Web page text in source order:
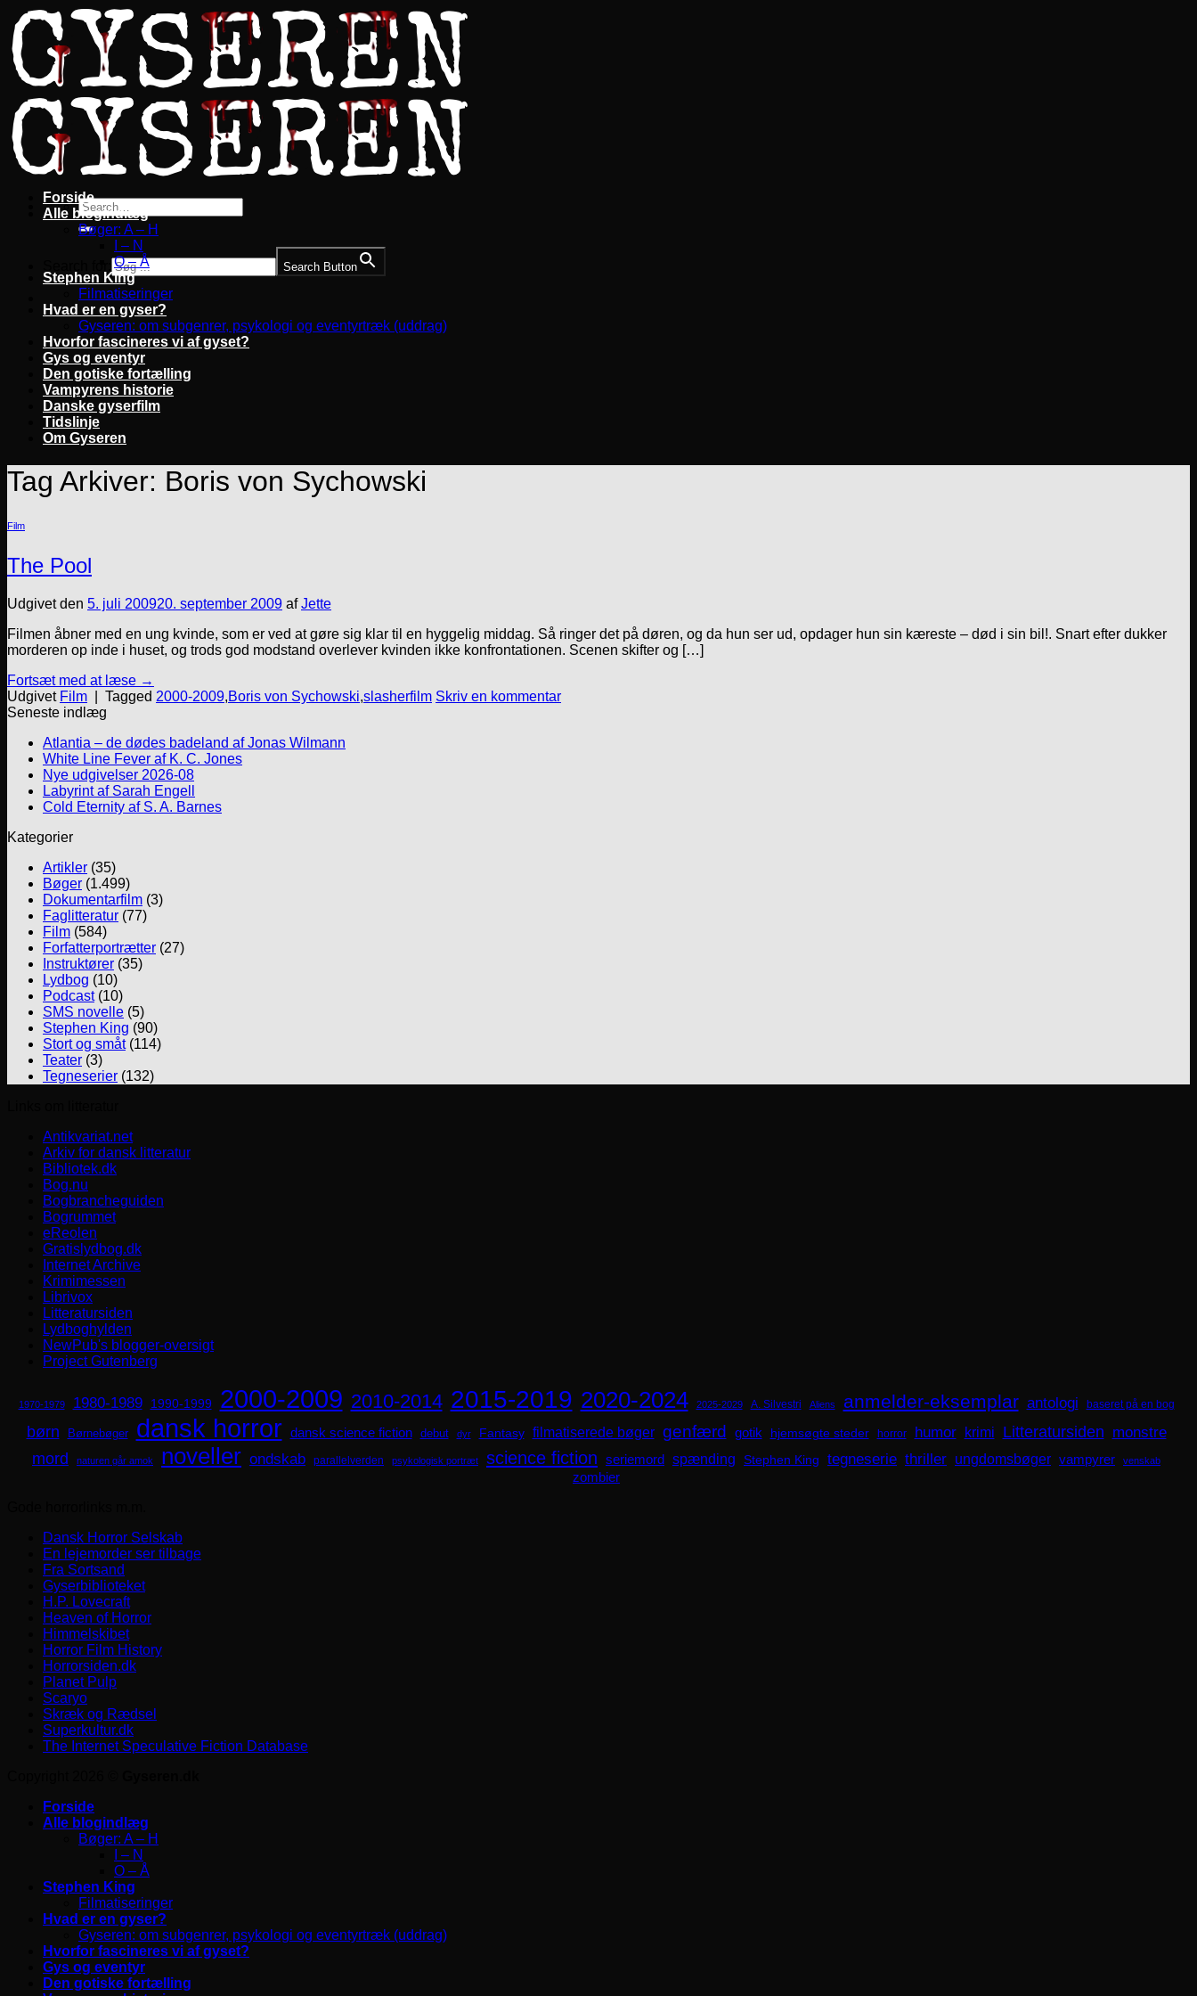
Fortsæt
til
indhold
Search Button
Forside
Alle blogindlæg
Bøger: A – H
I – N
O – Å
Stephen King
Filmatiseringer
Hvad er en gyser?
Gyseren: om subgenrer, psykologi og eventyrtræk (uddrag)
Hvorfor fascineres vi af gyset?
Gys og eventyr
Den gotiske fortælling
Vampyrens historie
Danske gyserfilm
Tidslinje
Om Gyseren
Tag Arkiver: Boris von Sychowski
Film
The Pool
Udgivet den 5. juli 200920. september 2009 afJette
Filmen åbner med en ung kvinde, som er ved at gøre sig klar til en hyggelig middag. Så ringer det på døren, og da hun ser ud, opdager hun sin kæreste – død i sin bil!. Snart efter dukker
morderen op inde i huset, og trods god modstand overlever kvinden ikke konfrontationen. Scenen skifter og […]
Fortsæt med at læse →
Udgivet Film Tagged 2000-2009,Boris von Sychowski,slasherfilm Skriv en kommentar
Seneste indlæg
Atlantia – de dødes badeland af Jonas Wilmann
White Line Fever af K. C. Jones
Nye udgivelser 2026-08
Labyrint af Sarah Engell
Cold Eternity af S. A. Barnes
Kategorier
Artikler (35)
Bøger (1.499)
Dokumentarfilm (3)
Faglitteratur (77)
Film (584)
Forfatterportrætter (27)
Instruktører (35)
Lydbog (10)
Podcast(10)
SMS novelle (5)
Stephen King (90)
Stort og småt(114)
Teater (3)
Tegneserier (132)
Antikvariat.net
Arkiv for dansk litteratur
Bibliotek.dk
Bog.nu
Bogbrancheguiden
Bogrummet
eReolen
Gratislydbog.dk
Internet Archive
Krimimessen
Librivox
Litteratursiden
Lydboghylden
NewPub's blogger-oversigt
Project Gutenberg
1970-1979 1980-1989 1990-1999 2000-2009 2010-2014 2015-2019 2020-2024 2025-2029 A. Silvestri Aliens anmelder-eksemplar antologi baseret på en bog
børn Børnebøger dansk horror dansk science fiction debut dyr Fantasy filmatiserede bøger genfærd gotik hjemsøgte steder horror humor krimi Litteratursiden monstre
mord naturen går amok noveller ondskab parallelverden psykologisk portræt science fiction seriemord spænding Stephen King tegneserie thriller ungdomsbøger vampyrer venskab
zombier
Dansk Horror Selskab
En lejemorder ser tilbage
Fra Sortsand
Gyserbiblioteket
H.P. Lovecraft
Heaven of Horror
Himmelskibet
Horror Film History
Horrorsiden.dk
Planet Pulp
Scaryo
Skræk og Rædsel
Superkultur.dk
The Internet Speculative Fiction Database
Forside
Alle blogindlæg
Bøger: A – H
I – N
O – Å
Stephen King
Filmatiseringer
Hvad er en gyser?
Gyseren: om subgenrer, psykologi og eventyrtræk (uddrag)
Hvorfor fascineres vi af gyset?
Gys og eventyr
Den gotiske fortælling